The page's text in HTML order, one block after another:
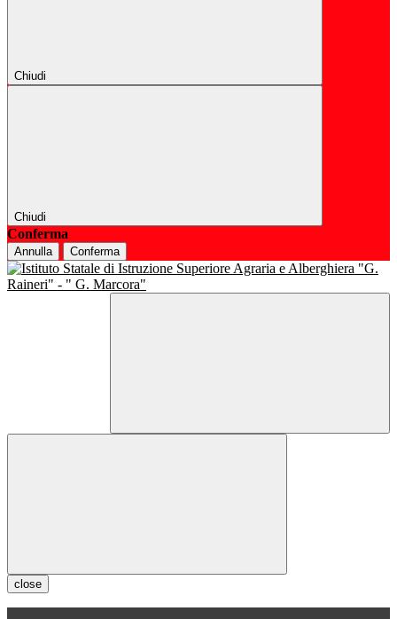
Chiudi
Chiudi
Conferma
Annulla Conferma
close